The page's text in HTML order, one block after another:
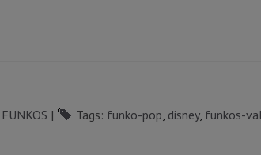
FUNKOS | Tags: funko-pop disney funkos-